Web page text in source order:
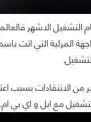
مع ابل و اي بي ام.